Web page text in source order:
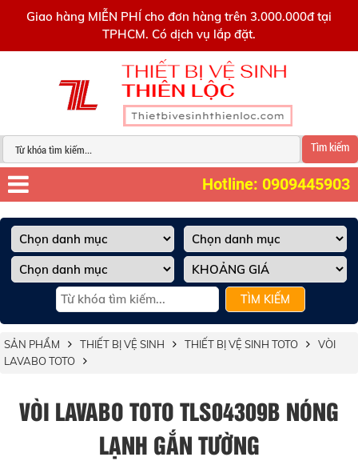
Giao hàng MIỄN PHÍ cho đơn hàng trên 3.000.000đ tại
TPHCM. Có dịch vụ lắp đặt.
Tìm kiếm
Hotline: 0909445903
TÌM KIẾM
SẢN PHẨM THIẾT BỊ VỆ SINH THIẾT BỊ VỆ SINH TOTO
VÒI
LAVABO TOTO
VÒI LAVABO TOTO TLS04309B NÓNG
LẠNH GẮN TƯỜNG
0909445903